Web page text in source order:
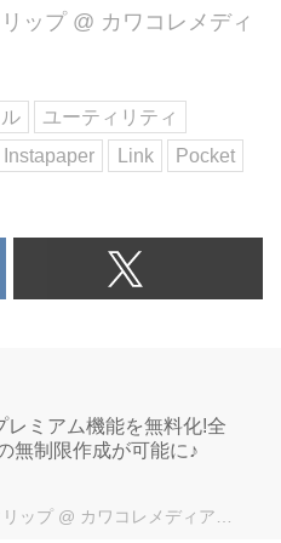
ップ @ カワコレメディ
ユーティリティ
Instapaper Link
Pocket
レミアム機能を無料化!全
無制限作成が可能に♪
ップ @ カワコレメディア編集部